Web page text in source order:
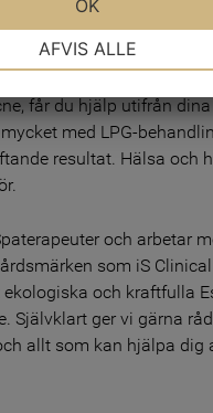
dig väl
att du ska få
Vare sig du har
får du hjälp utifrån
med LPG-
resultat. Hälsa och
och arbetar
som iS
och kraftfulla
Självklart ger vi gärna
allt som kan hjälpa dig
STATISTIK
AFVIS ALLE
OK